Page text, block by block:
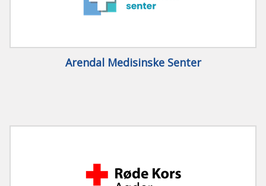
Arendal Medisinske Senter